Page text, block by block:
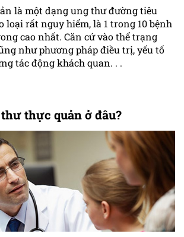
là một dạng ung thư đường tiêu
loại rất nguy hiểm, là 1 trong 10 bệnh
cao nhất. Căn cứ vào thể trạng
như phương pháp điều trị, yếu tố
tác động khách quan. . .
thực quản ở đâu?